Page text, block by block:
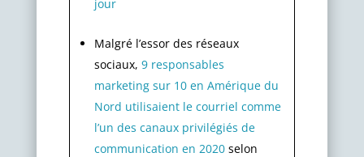
jour
Malgré l’essor des réseaux
sociaux, 9 responsables
marketing sur 10 en Amérique du
Nord utilisaient le courriel comme
l’un des canaux privilégiés de
communication en 2020 selon